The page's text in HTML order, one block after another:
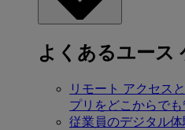
よくあるユース
リモート アクセス
プリをどこからでも
従業員のデジタル